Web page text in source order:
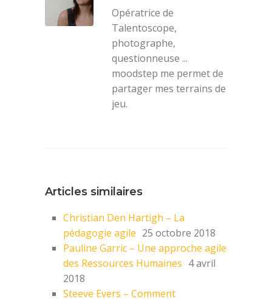
Opératrice de
Talentoscope,
photographe,
questionneuse ...
moodstep me permet de
partager mes terrains de
jeu.
Articles similaires
Christian Den Hartigh – La
pédagogie agile 25 octobre 2018
Pauline Garric – Une approche agile
des Ressources Humaines 4 avril
2018
Steeve Evers – Comment